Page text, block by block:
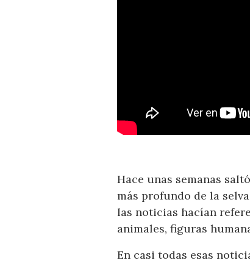
Hace unas semanas
más profundo de la
las noticias hacían
animales, figuras
En casi todas esas